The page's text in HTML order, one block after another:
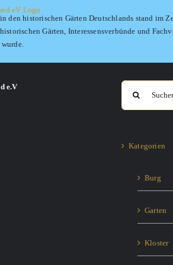
den historischen Gärten Deutschlands stand
Gärten, Interessensverbünde und
e.V
Suche
nach:
Kategorien
Burg
Garten
Kloster